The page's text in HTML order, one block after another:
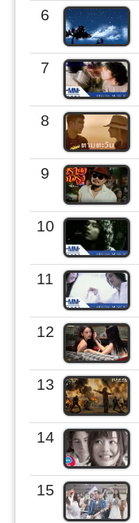
6
7
8
9
10
11
12
13
14
15